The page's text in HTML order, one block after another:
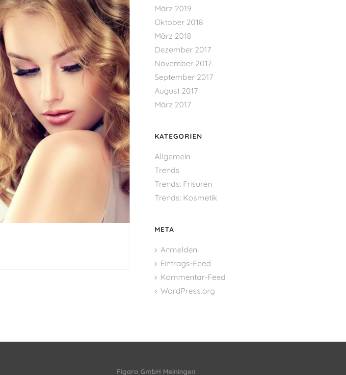
März 2019
Oktober 2018
März 2018
Dezember 2017
November 2017
September 2017
August 2017
März 2017
KATEGORIEN
Allgemein
Trends
Trends: Frisuren
Trends: Kosmetik
META
Anmelden
Eintrags-Feed
Kommentar-Feed
WordPress.org
Figaro GmbH Meiningen